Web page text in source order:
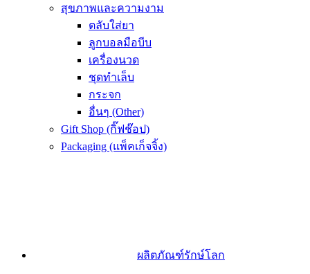
สุขภาพและความงาม
ตลับใส่ยา
ลูกบอลมือบีบ
เครื่องนวด
ชุดทำเล็บ
กระจก
อื่นๆ (Other)
Gift Shop (กิ๊ฟช๊อป)
Packaging (แพ็คเก็จจิ้ง)
ผลิตภัณฑ์รักษ์โลก